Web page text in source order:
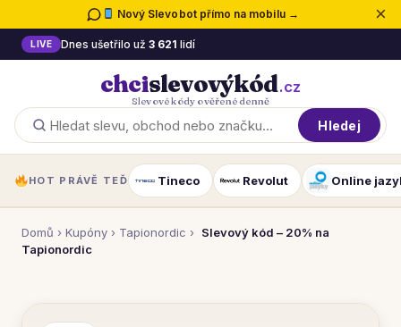
Nový Slevobot přímo na mobilu → ×
LIVE Dnes ušetřilo už 3 621 lidí
chcislevovýkód.cz
Slevové kódy ověřené denně
Hledej
HOT PRÁVĚ TEĎ Tineco Revolut Online
Domů › Kupóny › Tapionordic ›
Slevový kód – 20% na
Tapionordic